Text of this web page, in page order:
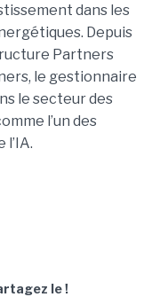
dans les
Depuis
Partners
le gestionnaire
le secteur des
l’un des
l’IA.
le !